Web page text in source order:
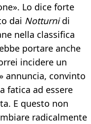
Lo dice forte
dai Notturnidi
nella classifica
portare anche
incidere un
annuncia, convinto
fatica ad essere
E questo non
radicalmente